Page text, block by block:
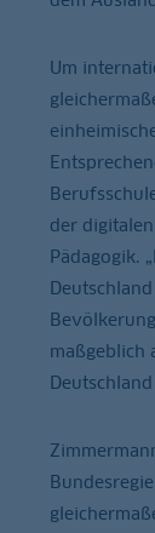
Um
der
Pädagogik.
maßgeblich